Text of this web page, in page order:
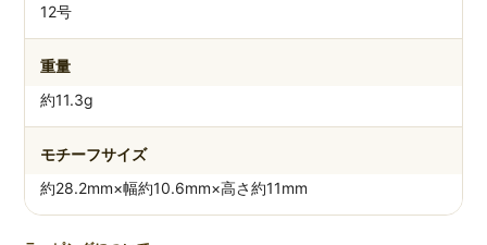
12号
重量
約11.3g
モチーフサイズ
約28.2mm×幅約10.6mm×高さ約11mm